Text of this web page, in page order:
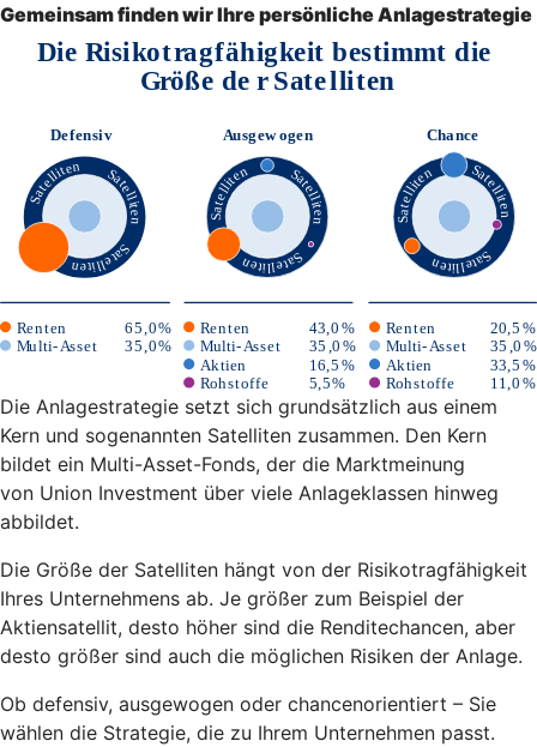
Gemeinsam finden wir Ihre persönliche Anlagestrategie
Die Anlagestrategie setzt sich grundsätzlich aus einem
Kern und sogenannten Satelliten zusammen. Den Kern
bildet ein Multi-Asset-Fonds, der die Marktmeinung
von Union Investment über viele Anlageklassen hinweg
abbildet.
Die Größe der Satelliten hängt von der Risikotragfähigkeit
Ihres Unternehmens ab. Je größer zum Beispiel der
Aktiensatellit, desto höher sind die Renditechancen, aber
desto größer sind auch die möglichen Risiken der Anlage.
Ob defensiv, ausgewogen oder chancenorientiert – Sie
wählen die Strategie, die zu Ihrem Unternehmen passt.